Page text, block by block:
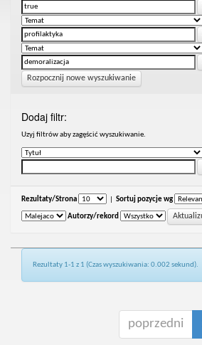
Rozpocznij nowe wyszukiwanie
Dodaj filtr:
Uzyj filtrów aby zagęścić wyszukiwanie.
Rezultaty/Strona Sortuj pozycje wg
Autorzy/rekord
Rezultaty 1-1 z 1 (Czas wyszukiwania: 0.002 sekund).
poprzedni